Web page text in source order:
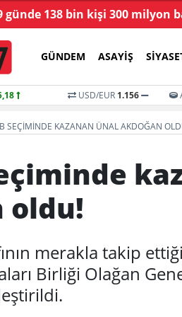
günde 138 bin kişi 300 milyon
GÜNDEM ASAYIŞ
USD/EUR 1.156
SEÇIMINDE KAZANAN ÜNAL AKDOĞAN
oldu!
merakla takip
Birliği Olağan